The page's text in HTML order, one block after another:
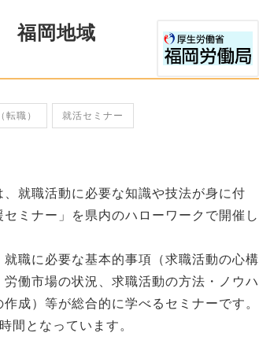
福岡地域
転職） 就活セミナー
、就職活動に必要な知識や技法が身に付
セミナー」を県内のハローワークで開催し
就職に必要な基本的事項（求職活動の心構
労働市場の状況、求職活動の方法・ノウハ
成）等が総合的に学べるセミナーです。
間となっています。